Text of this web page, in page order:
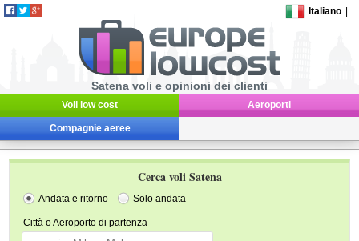
Italiano
Satena voli e opinioni dei clienti
Voli low cost Aeroporti
Compagnie aeree
Cerca voli Satena
Andata e ritorno Solo andata
Città o Aeroporto di partenza